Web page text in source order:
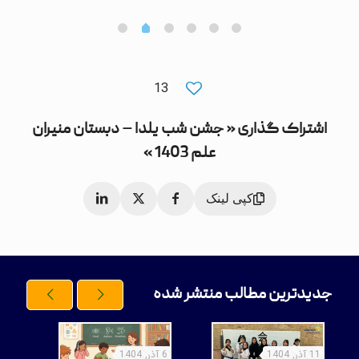
13
اشتراک گذاری « جشن شب یلدا – دبستان منیران
علم 1403 »
کپی لینک
جدیدترین مطالب منتشر شده
15 مهر, 1404 17 اردیبهشت, 1404